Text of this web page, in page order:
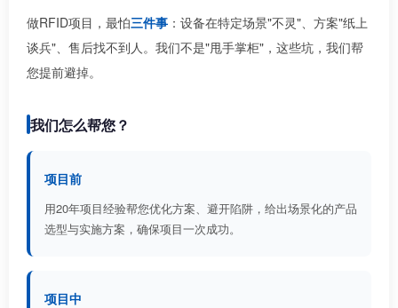
做RFID项目，最怕三件事 ：设备在特定场景"不灵"、方案"纸上
谈兵"、售后找不到人。我们不是"甩手掌柜"，这些坑，我们帮
您提前避掉。
我们怎么帮您？
项目前
用20年项目经验帮您优化方案、避开陷阱，给出场景化的产品
选型与实施方案，确保项目一次成功。
项目中